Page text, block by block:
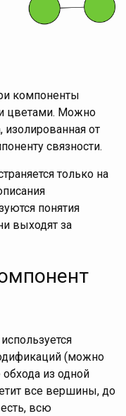
компоненты
цветами. Можно
от
связности.
только на
понятия
выходят за
(можно
обхода из одной
все вершины, до
всю